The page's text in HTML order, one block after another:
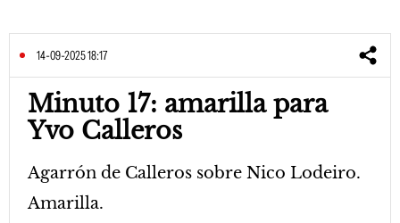
14-09-2025 18:17
Minuto 17: amarilla para
Yvo Calleros
Agarrón de Calleros sobre Nico Lodeiro.
Amarilla.